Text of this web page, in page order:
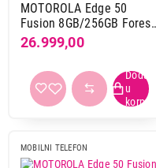
MOTOROLA Edge 50
Fusion 8GB/256GB Forest
Blue
26.999,00
MOBILNI TELEFON